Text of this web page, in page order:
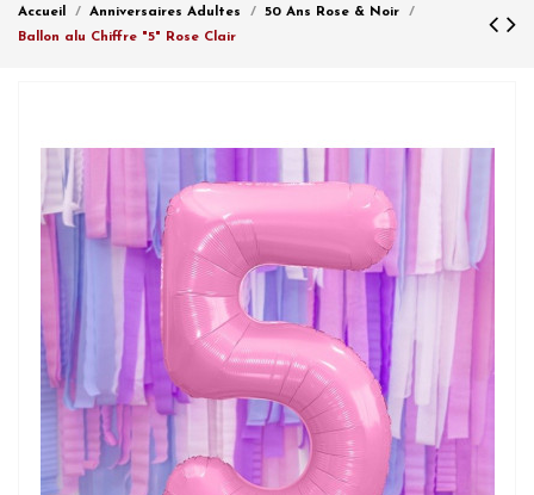
Accueil Anniversaires Adultes
50 Ans Rose & Noir
Ballon alu Chiffre "5" Rose Clair